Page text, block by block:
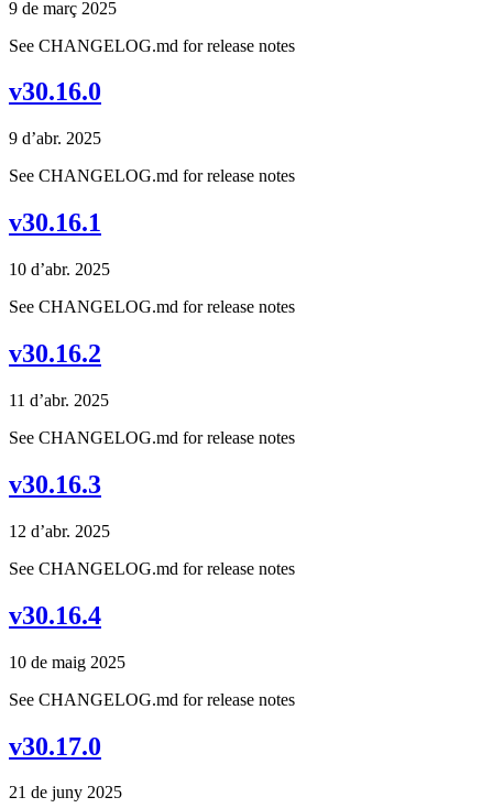
9 de març 2025
See CHANGELOG.md for release notes
v30.16.0
9 d’abr. 2025
See CHANGELOG.md for release notes
v30.16.1
10 d’abr. 2025
See CHANGELOG.md for release notes
v30.16.2
11 d’abr. 2025
See CHANGELOG.md for release notes
v30.16.3
12 d’abr. 2025
See CHANGELOG.md for release notes
v30.16.4
10 de maig 2025
See CHANGELOG.md for release notes
v30.17.0
21 de juny 2025